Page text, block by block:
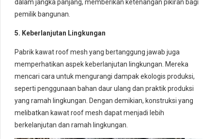
dalam jangka panjang, memberikan ketenangan pikiran bagi
pemilik bangunan.
5. Keberlanjutan Lingkungan
Pabrik kawat roof mesh yang bertanggung jawab juga
memperhatikan aspek keberlanjutan lingkungan. Mereka
mencari cara untuk mengurangi dampak ekologis produksi,
seperti penggunaan bahan daur ulang dan praktik produksi
yang ramah lingkungan. Dengan demikian, konstruksi yang
melibatkan kawat roof mesh dapat menjadi lebih
berkelanjutan dan ramah lingkungan.